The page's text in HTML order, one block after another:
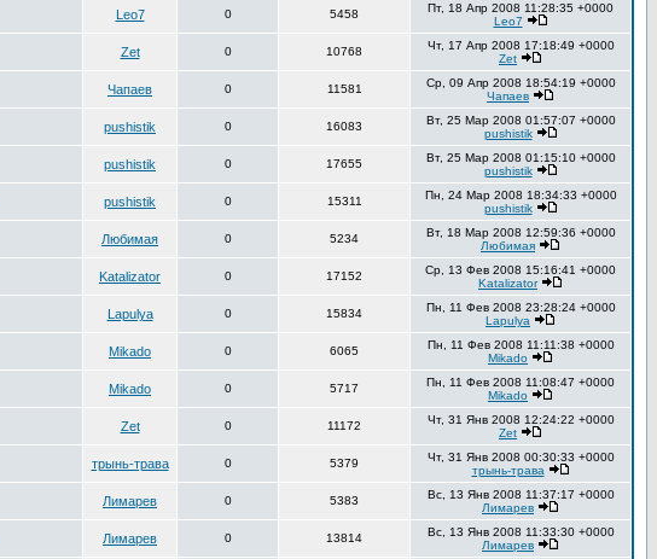
Leo7 0 5458
Пт, 18 Апр 2008 11:28:35 +0000
Leo7
Zet 0 10768
Чт, 17 Апр 2008 17:18:49 +0000
Zet
Чапаев 0 11581
Ср, 09 Апр 2008 18:54:19 +0000
Чапаев
pushistik 0 16083
Вт, 25 Мар 2008 01:57:07 +0000
pushistik
pushistik 0 17655
Вт, 25 Мар 2008 01:15:10 +0000
pushistik
pushistik 0 15311
Пн, 24 Мар 2008 18:34:33 +0000
pushistik
Любимая 0 5234
Вт, 18 Мар 2008 12:59:36 +0000
Любимая
Katalizator 0 17152
Ср, 13 Фев 2008 15:16:41 +0000
Katalizator
Lapulya 0 15834
Пн, 11 Фев 2008 23:28:24 +0000
Lapulya
Mikado 0 6065
Пн, 11 Фев 2008 11:11:38 +0000
Mikado
Mikado 0 5717
Пн, 11 Фев 2008 11:08:47 +0000
Mikado
Zet 0 11172
Чт, 31 Янв 2008 12:24:22 +0000
Zet
трынь-трава 0 5379
Чт, 31 Янв 2008 00:30:33 +0000
трынь-трава
Лимарев 0 5383
Вс, 13 Янв 2008 11:37:17 +0000
Лимарев
Лимарев 0 13814
Вс, 13 Янв 2008 11:33:30 +0000
Лимарев